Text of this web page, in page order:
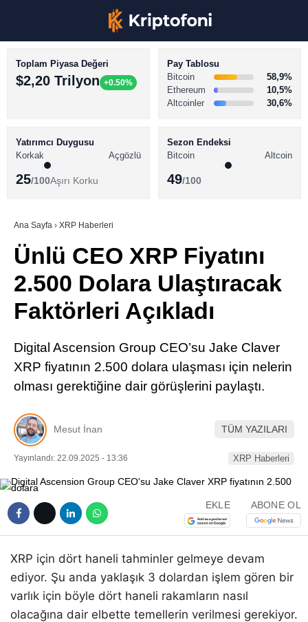
Youtube
TikTok
LinkedIn
BİTCOİN HABERLERİ
ALTCOİN HABERLERİ
SÖZLÜK
Toplam Piyasa Değeri
$2,20 Trilyon +0.50%
Pay Tablosu
Bitcoin
58,9%
Ethereum
10,5%
Altcoinler
30,6%
Yatırımcı Duygusu
Korkak
Açgözlü
25/100Aşırı Korku
Sezon Endeksi
Bitcoin
Altcoin
49/100
Ana Sayfa › XRP Haberleri
Ünlü CEO XRP Fiyatını
2.500 Dolara Ulaştıracak
Faktörleri Açıkladı
Digital Ascension Group CEO’su Jake Claver
XRP fiyatının 2.500 dolara ulaşması için nelerin
olması gerektiğine dair görüşlerini paylaştı.
Mesut İnan TÜM YAZILARI
Yayınlandı: 22.09.2025 - 13:36 XRP Haberleri
EKLE ABONE OL
XRP için dört haneli tahminler gelmeye devam
ediyor. Şu anda yaklaşık 3 dolardan işlem gören bir
varlık için böyle dört haneli rakamların nasıl
olacağına dair elbette temellerin verilmesi gerekiyor.